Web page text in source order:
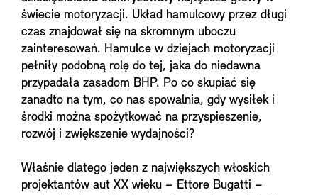
świecie motoryzacji. Układ hamulcowy przez długi
czas znajdował się na skromnym uboczu
zainteresowań. Hamulce w dziejach motoryzacji
pełniły podobną rolę do tej, jaka do niedawna
przypadała zasadom BHP. Po co skupiać się
zanadto na tym, co nas spowalnia, gdy wysiłek i
środki można spożytkować na przyspieszenie,
rozwój i zwiększenie wydajności?
Właśnie dlatego jeden z największych włoskich
projektantów aut XX wieku – Ettore Bugatti –